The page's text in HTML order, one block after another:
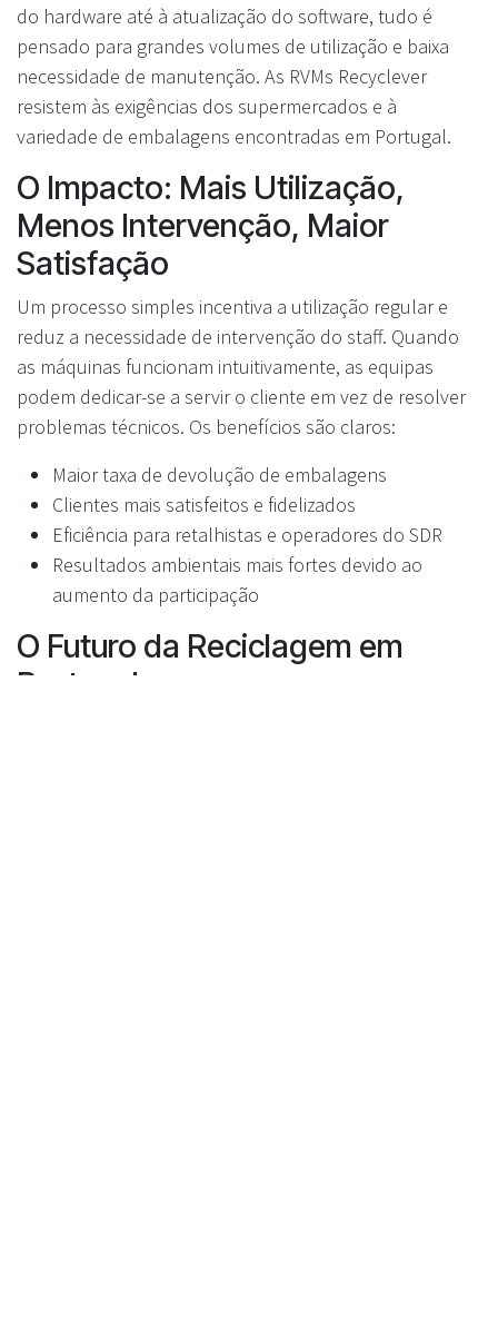
do hardware até à atualização do software, tudo é
pensado para grandes volumes de utilização e baixa
necessidade de manutenção. As RVMs Recyclever
resistem às exigências dos supermercados e à
variedade de embalagens encontradas em Portugal.
O Impacto: Mais Utilização,
Menos Intervenção, Maior
Satisfação
Um processo simples incentiva a utilização regular e
reduz a necessidade de intervenção do staff. Quando
as máquinas funcionam intuitivamente, as equipas
podem dedicar-se a servir o cliente em vez de resolver
problemas técnicos. Os benefícios são claros:
Maior taxa de devolução de embalagens
Clientes mais satisfeitos e fidelizados
Eficiência para retalhistas e operadores do SDR
Resultados ambientais mais fortes devido ao
aumento da participação
O Futuro da Reciclagem em
Portugal